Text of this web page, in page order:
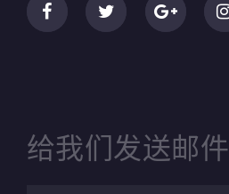
给我们发送邮件